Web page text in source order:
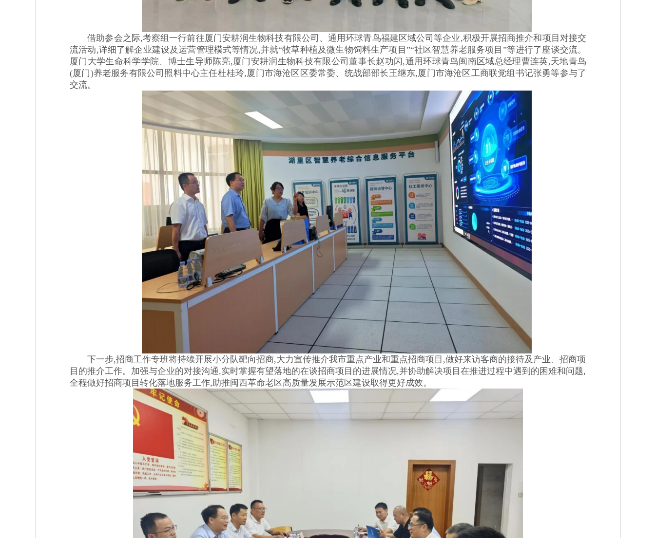
借助参会之际,考察组一行前往厦门安耕润生物科技有限公司、通用环球青鸟福建区域公司等企业,积极开展招商推介和项目对接交
流活动,详细了解企业建设及运营管理模式等情况,并就“牧草种植及微生物饲料生产项目”“社区智慧养老服务项目”等进行了座谈交流。
厦门大学生命科学学院、博士生导师陈亮,厦门安耕润生物科技有限公司董事长赵功闪,通用环球青鸟闽南区域总经理曹连英,天地青鸟
(厦门)养老服务有限公司照料中心主任杜桂玲,厦门市海沧区区委常委、统战部部长王继东,厦门市海沧区工商联党组书记张勇等参与了
交流。
下一步,招商工作专班将持续开展小分队靶向招商,大力宣传推介我市重点产业和重点招商项目,做好来访客商的接待及产业、招商项
目的推介工作。加强与企业的对接沟通,实时掌握有望落地的在谈招商项目的进展情况,并协助解决项目在推进过程中遇到的困难和问题,
全程做好招商项目转化落地服务工作,助推闽西革命老区高质量发展示范区建设取得更好成效。